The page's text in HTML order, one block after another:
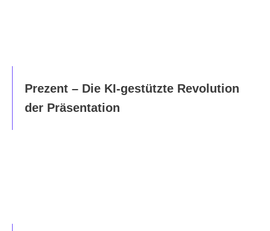
Prezent – Die KI-gestützte Revolution
der Präsentation